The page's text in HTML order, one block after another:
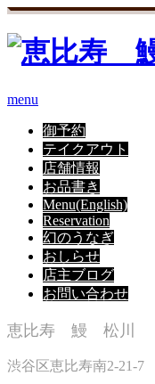
menu
御予約
テイクアウト
店舗情報
お品書き
Menu(English)
Reservation
幻のうなぎ
おしらせ
店主ブログ
お問い合わせ
恵比寿 鰻 松川
渋谷区恵比寿南2-21-7